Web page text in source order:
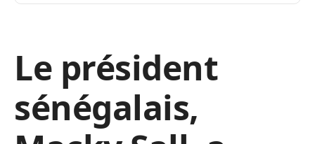
Le président
sénégalais,